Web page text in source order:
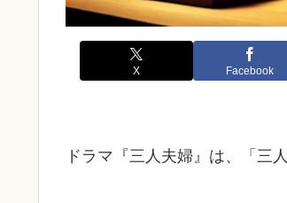
X Facebook
ドラマ『三人夫婦』は、「三